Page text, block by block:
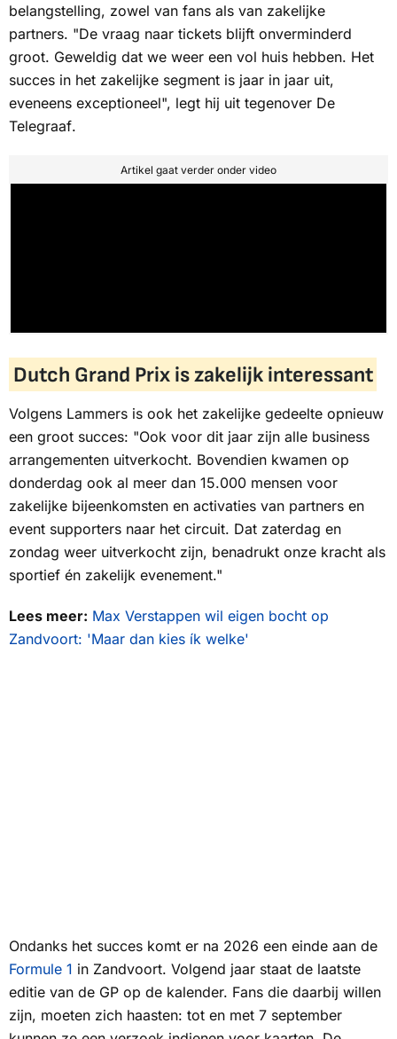
belangstelling, zowel van fans als van zakelijke
partners. "De vraag naar tickets blijft onverminderd
groot. Geweldig dat we weer een vol huis hebben. Het
succes in het zakelijke segment is jaar in jaar uit,
eveneens exceptioneel", legt hij uit tegenover De
Telegraaf.
Artikel gaat verder onder video
Dutch Grand Prix is zakelijk interessant
Volgens Lammers is ook het zakelijke gedeelte opnieuw
een groot succes: "Ook voor dit jaar zijn alle business
arrangementen uitverkocht. Bovendien kwamen op
donderdag ook al meer dan 15.000 mensen voor
zakelijke bijeenkomsten en activaties van partners en
event supporters naar het circuit. Dat zaterdag en
zondag weer uitverkocht zijn, benadrukt onze kracht als
sportief én zakelijk evenement."
Lees meer: Max Verstappen wil eigen bocht op
Zandvoort: 'Maar dan kies ík welke'
Ondanks het succes komt er na 2026 een einde aan de
Formule 1 in Zandvoort. Volgend jaar staat de laatste
editie van de GP op de kalender. Fans die daarbij willen
zijn, moeten zich haasten: tot en met 7 september